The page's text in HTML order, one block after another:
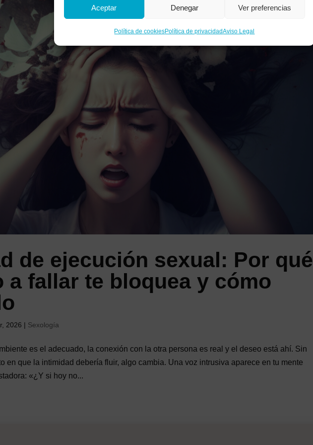
Aceptar Denegar Ver preferencias
Política de cookiesPolítica de privacidadAviso Legal
de ejecución sexual: Por qué
a fallar te bloquea y cómo
2026 | Sexología
es el adecuado, la conexión con la otra persona es real y el deseo está ahí. Sin
en que la intimidad debería fluir, algo cambia. Una voz intrusiva aparece en tu mente
«¿Y si hoy no...